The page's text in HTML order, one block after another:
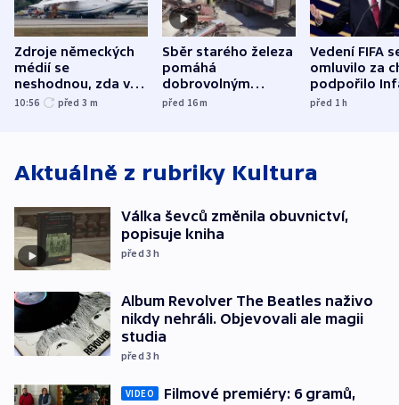
Zdroje německých
médií se
neshodnou, zda v
letadle ohroženém
10:56 před 3 m
Sběr starého železa
pomáhá
dobrovolným
hasičům financovat
před 16m
Vedení FIFA
omluvilo za
podpořilo
UEFA trvá na
před 1h
Aktuálně z rubriky Kultura
Válka ševců změnila obuvnictví,
popisuje kniha
před 3h
Album Revolver The Beatles naživo
nikdy nehráli. Objevovali ale magii
studia
před 3h
VIDEO
Filmové premiéry: 6 gramů,